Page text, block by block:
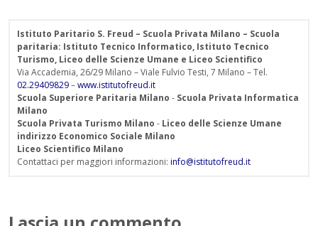
Istituto Paritario S. Freud – Scuola Privata Milano – Scuola
paritaria: Istituto Tecnico Informatico, Istituto Tecnico
Turismo, Liceo delle Scienze Umane e Liceo Scientifico
Via Accademia, 26/29 Milano – Viale Fulvio Testi, 7 Milano – Tel.
02.29409829–www.istitutofreud.it
Scuola Superiore Paritaria Milano - Scuola Privata Informatica
Milano
Scuola Privata Turismo Milano - Liceo delle Scienze Umane
indirizzo Economico Sociale Milano
Liceo Scientifico Milano
Contattaci per maggiori informazioni: info@istitutofreud.it